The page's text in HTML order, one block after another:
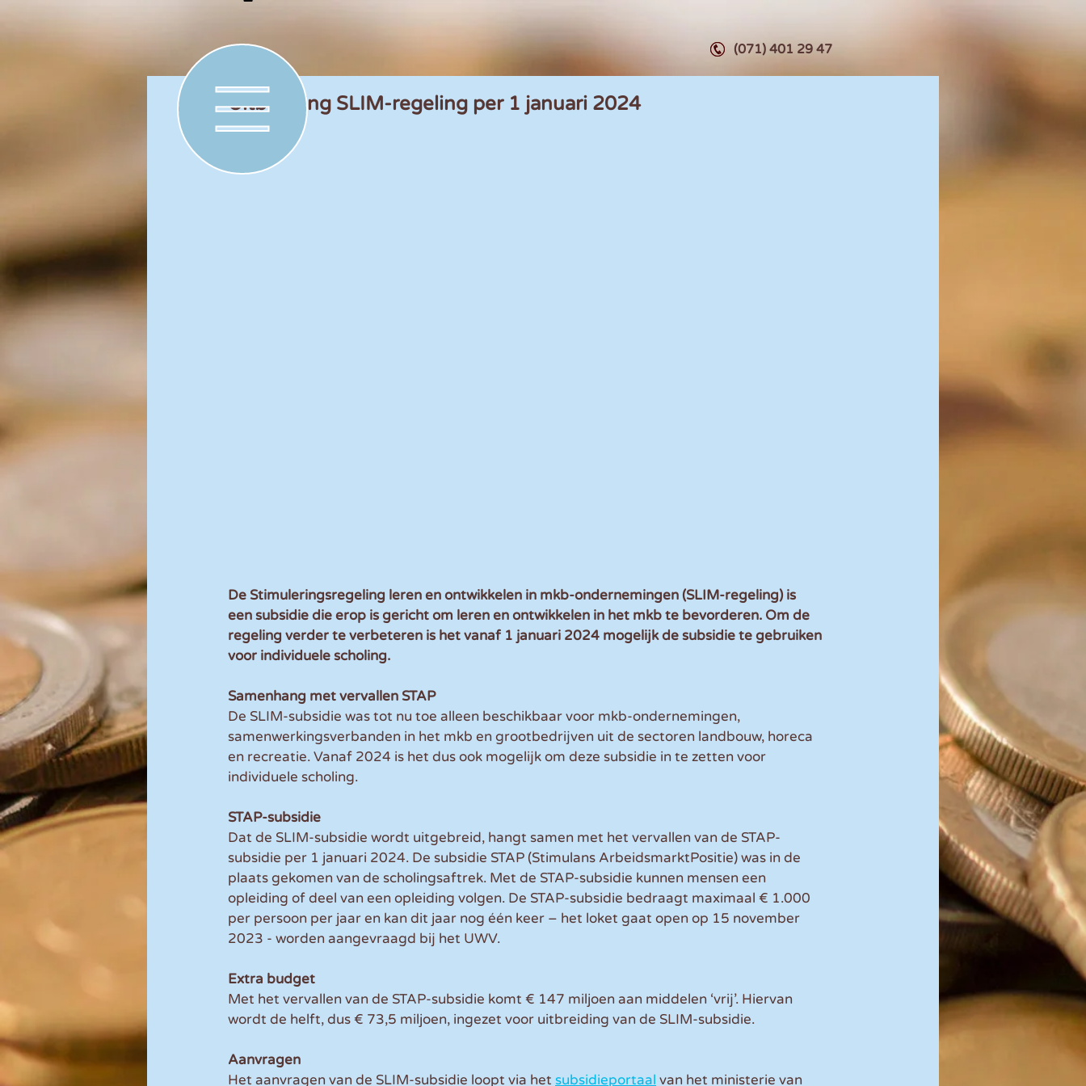
(071) 401 29 47
Uitbreiding SLIM-regeling per 1 januari 2024
De Stimuleringsregeling leren en ontwikkelen in mkb-ondernemingen (SLIM-regeling) is
een subsidie die erop is gericht om leren en ontwikkelen in het mkb te bevorderen. Om de
regeling verder te verbeteren is het vanaf 1 januari 2024 mogelijk de subsidie te gebruiken
voor individuele scholing.
Samenhang met vervallen STAP
De SLIM-subsidie was tot nu toe alleen beschikbaar voor mkb-ondernemingen,
samenwerkingsverbanden in het mkb en grootbedrijven uit de sectoren landbouw, horeca
en recreatie. Vanaf 2024 is het dus ook mogelijk om deze subsidie in te zetten voor
individuele scholing.
STAP-subsidie
Dat de SLIM-subsidie wordt uitgebreid, hangt samen met het vervallen van de STAP-
subsidie per 1 januari 2024. De subsidie STAP (Stimulans ArbeidsmarktPositie) was in de
plaats gekomen van de scholingsaftrek. Met de STAP-subsidie kunnen mensen een
opleiding of deel van een opleiding volgen. De STAP-subsidie bedraagt maximaal € 1.000
per persoon per jaar en kan dit jaar nog één keer – het loket gaat open op 15 november
2023 - worden aangevraagd bij het UWV.
Extra budget
Met het vervallen van de STAP-subsidie komt € 147 miljoen aan middelen ‘vrij’. Hiervan
wordt de helft, dus € 73,5 miljoen, ingezet voor uitbreiding van de SLIM-subsidie.
Aanvragen
Het aanvragen van de SLIM-subsidie loopt via het subsidieportaal van het ministerie van